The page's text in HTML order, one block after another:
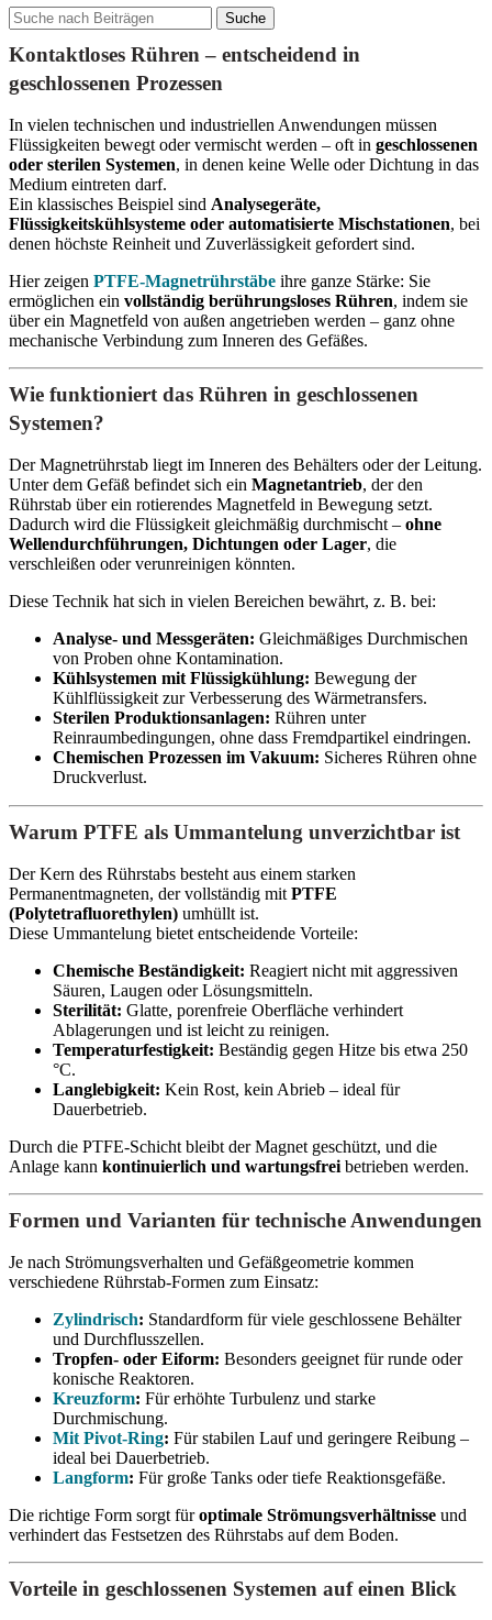
Suche
Kontaktloses Rühren – entscheidend in
geschlossenen Prozessen
In vielen technischen und industriellen Anwendungen müssen
Flüssigkeiten bewegt oder vermischt werden – oft in geschlossenen
oder sterilen Systemen, in denen keine Welle oder Dichtung in das
Medium eintreten darf.
Ein klassisches Beispiel sind Analysegeräte,
Flüssigkeitskühlsysteme oder automatisierte Mischstationen, bei
denen höchste Reinheit und Zuverlässigkeit gefordert sind.
Hier zeigen PTFE-Magnetrührstäbe ihre ganze Stärke: Sie
ermöglichen ein vollständig berührungsloses Rühren, indem sie
über ein Magnetfeld von außen angetrieben werden – ganz ohne
mechanische Verbindung zum Inneren des Gefäßes.
Wie funktioniert das Rühren in geschlossenen
Systemen?
Der Magnetrührstab liegt im Inneren des Behälters oder der Leitung.
Unter dem Gefäß befindet sich ein Magnetantrieb, der den
Rührstab über ein rotierendes Magnetfeld in Bewegung setzt.
Dadurch wird die Flüssigkeit gleichmäßig durchmischt – ohne
Wellendurchführungen, Dichtungen oder Lager, die
verschleißen oder verunreinigen könnten.
Diese Technik hat sich in vielen Bereichen bewährt, z. B. bei:
Analyse- und Messgeräten: Gleichmäßiges Durchmischen
von Proben ohne Kontamination.
Kühlsystemen mit Flüssigkühlung: Bewegung der
Kühlflüssigkeit zur Verbesserung des Wärmetransfers.
Sterilen Produktionsanlagen: Rühren unter
Reinraumbedingungen, ohne dass Fremdpartikel eindringen.
Chemischen Prozessen im Vakuum: Sicheres Rühren ohne
Druckverlust.
Warum PTFE als Ummantelung unverzichtbar ist
Der Kern des Rührstabs besteht aus einem starken
Permanentmagneten, der vollständig mit PTFE
(Polytetrafluorethylen) umhüllt ist.
Diese Ummantelung bietet entscheidende Vorteile:
Chemische Beständigkeit: Reagiert nicht mit aggressiven
Säuren, Laugen oder Lösungsmitteln.
Sterilität: Glatte, porenfreie Oberfläche verhindert
Ablagerungen und ist leicht zu reinigen.
Temperaturfestigkeit: Beständig gegen Hitze bis etwa 250
°C.
Langlebigkeit: Kein Rost, kein Abrieb – ideal für
Dauerbetrieb.
Durch die PTFE-Schicht bleibt der Magnet geschützt, und die
Anlage kann kontinuierlich und wartungsfrei betrieben werden.
Formen und Varianten für technische Anwendungen
Je nach Strömungsverhalten und Gefäßgeometrie kommen
verschiedene Rührstab-Formen zum Einsatz:
Zylindrisch: Standardform für viele geschlossene Behälter
und Durchflusszellen.
Tropfen- oder Eiform: Besonders geeignet für runde oder
konische Reaktoren.
Kreuzform: Für erhöhte Turbulenz und starke
Durchmischung.
Mit Pivot-Ring: Für stabilen Lauf und geringere Reibung –
ideal bei Dauerbetrieb.
Langform: Für große Tanks oder tiefe Reaktionsgefäße.
Die richtige Form sorgt füroptimale Strömungsverhältnisse und
verhindert das Festsetzen des Rührstabs auf dem Boden.
Vorteile in geschlossenen Systemen auf einen Blick